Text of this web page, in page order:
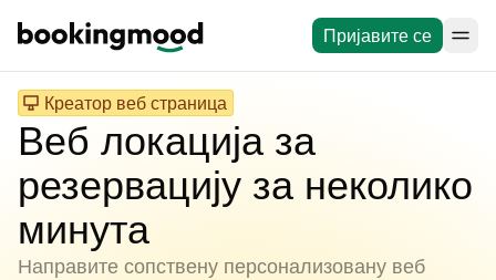
Пријавите се
Креатор веб страница
Веб локација за
резервацију за неколико
минута
Направите сопствену персонализовану веб